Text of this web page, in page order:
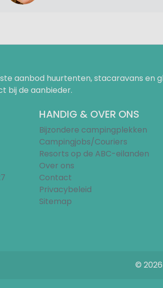
aanbod huurtenten, stacaravans en
bij de aanbieder.
HANDIG & OVER ONS
Bijzondere campingplekken
Campingjobs/Couriers
Resorts op de ABC-eilanden
Over ons
Contact
Privacybeleid
Sitemap
©